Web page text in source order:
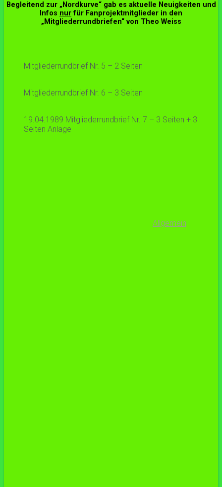
Begleitend zur „Nordkurve“ gab es aktuelle Neuigkeiten und
Infos nurfür Fanprojektmitglieder in den
„Mitgliederrundbriefen“ von Theo Weiss
Mitgliederrundbrief Nr. 5 – 2 Seiten
Mitgliederrundbrief Nr. 6 – 3 Seiten
19.04.1989 Mitgliederrundbrief Nr. 7 – 3 Seiten + 3
Seiten Anlage
Allgemein